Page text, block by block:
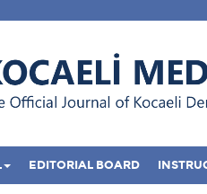
EDITORIAL BOARD